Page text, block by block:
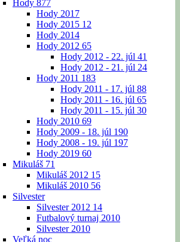
Hody 877
Hody 2017
Hody 2015 12
Hody 2014
Hody 2012 65
Hody 2012 - 22. júl 41
Hody 2012 - 21. júl 24
Hody 2011 183
Hody 2011 - 17. júl 88
Hody 2011 - 16. júl 65
Hody 2011 - 15. júl 30
Hody 2010 69
Hody 2009 - 18. júl 190
Hody 2008 - 19. júl 197
Hody 2019 60
Mikuláš 71
Mikuláš 2012 15
Mikuláš 2010 56
Silvester
Silvester 2012 14
Futbalový turnaj 2010
Silvester 2010
Veľká noc